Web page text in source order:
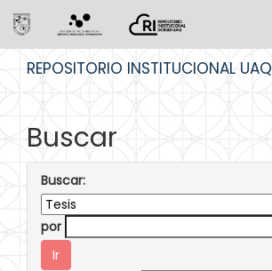
REPOSITORIO INSTITUCIONAL UAQ
Buscar
Buscar:
por